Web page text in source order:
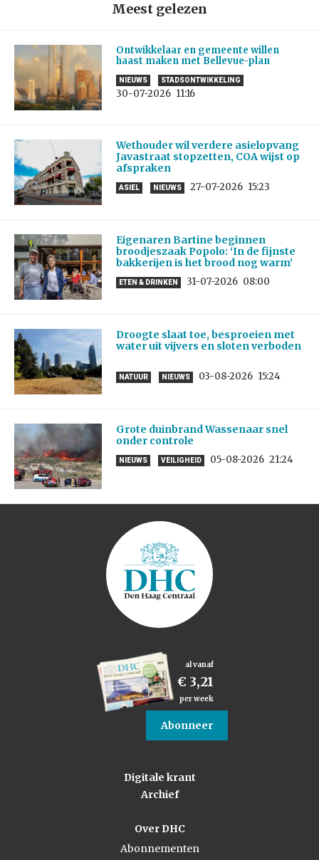
Meest gelezen
Ontwikkelaar en gemeente willen
haast maken met Bellevue-plan
NIEUWS STADSONTWIKKELING
30-07-2026 11:16
Wethouder wil verdere asielopvang
Javastraat stopzetten, COA wijst op
afspraken
ASIEL NIEUWS 27-07-2026 15:23
Eigenaren Bartine beginnen
broodjeszaak Popolo: ‘In de fijnste
bakkerijen is het brood nog warm’
ETEN & DRINKEN 31-07-2026 08:00
Droogte slaat toe, besproeien met
water uit vijvers en sloten verboden
NATUUR NIEUWS 03-08-2026 15:24
Grote duinbrand Wassenaar snel
onder controle
NIEUWS VEILIGHEID 05-08-2026 21:24
al vanaf
€ 3,21
per week
Abonneer
Digitale krant
Archief
Over DHC
Abonnementen